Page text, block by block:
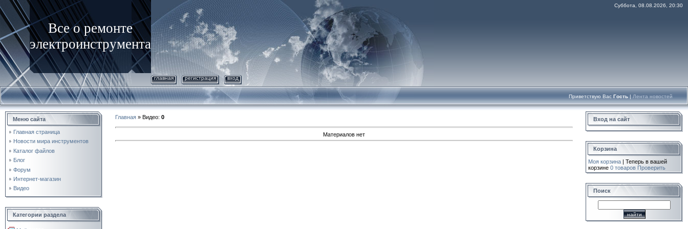
Все о ремонте
электроинструмента
Суббота, 08.08.2026, 20:30
главная регистрация вход
Приветствую Вас Гость | Лента новостей
Меню сайта
Главная страница
Новости мира инструментов
Каталог файлов
Блог
Форум
Интернет-магазин
Видео
Категории раздела
Главная » Видео: 0
Материалов нет
Вход на сайт
Корзина
Моя корзина | Теперь в вашей
корзине 0 товаров Проверить
Поиск